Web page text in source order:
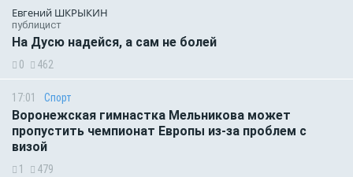
Евгений ШКРЫКИН
публицист
На Дусю надейся, а сам не болей
0 462
17:01 Спорт
Воронежская гимнастка Мельникова может
пропустить чемпионат Европы из-за проблем с
визой
1 479